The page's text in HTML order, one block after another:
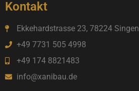
Kontakt
Ekkehardstrasse 23, 78224 Singen
+49 7731 505 4998
+49 174 8821483
info@xanibau.de